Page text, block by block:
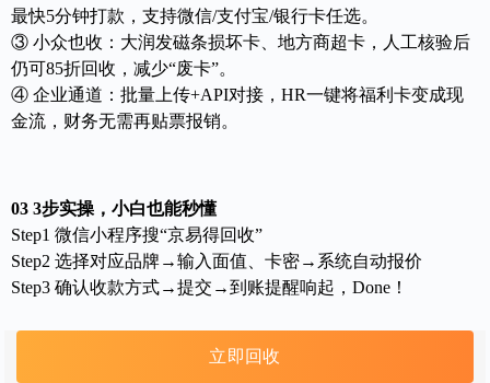
最快5分钟打款，支持微信/支付宝/银行卡任选。
③ 小众也收：大润发磁条损坏卡、地方商超卡，人工核验后
仍可85折回收，减少“废卡”。
④ 企业通道：批量上传+API对接，HR一键将福利卡变成现
金流，财务无需再贴票报销。
03 3步实操，小白也能秒懂
Step1 微信小程序搜“京易得回收”
Step2 选择对应品牌→输入面值、卡密→系统自动报价
Step3 确认收款方式→提交→到账提醒响起，Done！
立即回收